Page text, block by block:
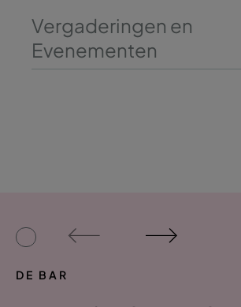
Vergaderingen en
Evenementen
DE BAR